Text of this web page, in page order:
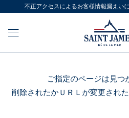
不正アクセスによるお客様情報漏えい
ご指定のページは見つ
削除されたかＵＲＬが変更され